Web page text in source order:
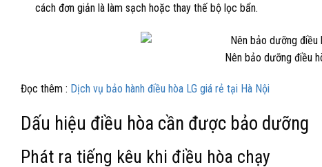
cách đơn giản là làm sạch hoặc thay thế bộ lọc bẩn.
Nên bảo dưỡng điều
Đọc thêm : Dịch vụ bảo hành điều hòa LG giá rẻ tại Hà Nội
Dấu hiệu điều hòa cần được bảo dưỡng
Phát ra tiếng kêu khi điều hòa chạy